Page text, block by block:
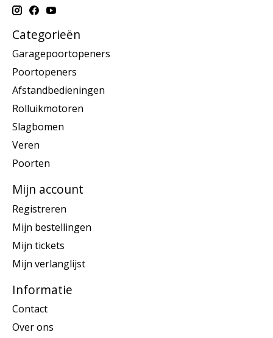
Categorieën
Garagepoortopeners
Poortopeners
Afstandbedieningen
Rolluikmotoren
Slagbomen
Veren
Poorten
Mijn account
Registreren
Mijn bestellingen
Mijn tickets
Mijn verlanglijst
Informatie
Contact
Over ons